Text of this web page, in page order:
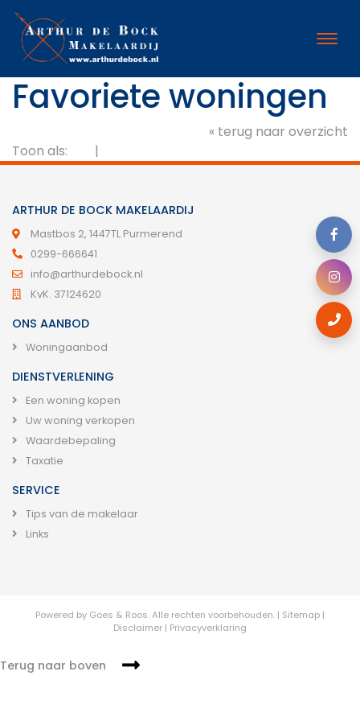
Favoriete woningen
« terug naar overzicht
Toon als:
|
ARTHUR DE BOCK MAKELAARDIJ
Mastbos 2, 1447TL Purmerend
0299-666641
info@arthurdebock.nl
KvK. 37124620
ONS AANBOD
Woningaanbod
DIENSTVERLENING
Een woning kopen
Uw woning verkopen
Waardebepaling
Taxatie
SERVICE
Tips van de makelaar
Links
Powered by Goes & Roos.Alle rechten voorbehouden. | Sitemap |
Disclaimer | Privacyverklaring